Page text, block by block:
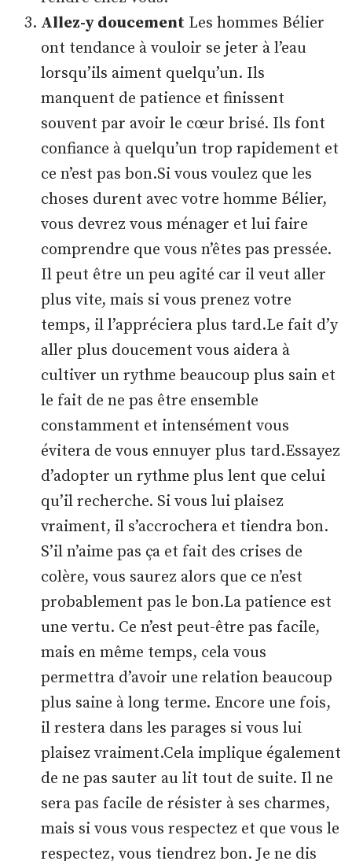
Allez-y doucement Les hommes Bélier
ont tendance à vouloir se jeter à l’eau
lorsqu’ils aiment quelqu’un. Ils
manquent de patience et finissent
souvent par avoir le cœur brisé. Ils font
confiance à quelqu’un trop rapidement et
ce n’est pas bon.Si vous voulez que les
choses durent avec votre homme Bélier,
vous devrez vous ménager et lui faire
comprendre que vous n’êtes pas pressée.
Il peut être un peu agité car il veut aller
plus vite, mais si vous prenez votre
temps, il l’appréciera plus tard.Le fait d’y
aller plus doucement vous aidera à
cultiver un rythme beaucoup plus sain et
le fait de ne pas être ensemble
constamment et intensément vous
évitera de vous ennuyer plus tard.Essayez
d’adopter un rythme plus lent que celui
qu’il recherche. Si vous lui plaisez
vraiment, il s’accrochera et tiendra bon.
S’il n’aime pas ça et fait des crises de
colère, vous saurez alors que ce n’est
probablement pas le bon.La patience est
une vertu. Ce n’est peut-être pas facile,
mais en même temps, cela vous
permettra d’avoir une relation beaucoup
plus saine à long terme. Encore une fois,
il restera dans les parages si vous lui
plaisez vraiment.Cela implique également
de ne pas sauter au lit tout de suite. Il ne
sera pas facile de résister à ses charmes,
mais si vous vous respectez et que vous le
respectez, vous tiendrez bon. Je ne dis